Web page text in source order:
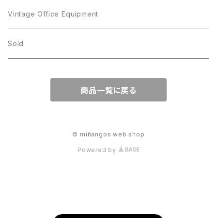
JJ
L.RAZZA
Kramer
L.RAZZA
Vintage Office Equipment
Sold
商品一覧に戻る
© miñangos web shop
Powered by